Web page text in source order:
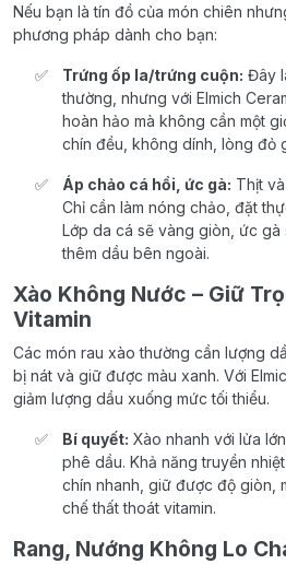
Nếu bạn là tín đồ của món chiên
phương pháp dành cho bạn:
Trứng ốp la/trứng cuộn: Đây
thường, nhưng với Elmich
hoàn hảo mà không cần một
chín đều, không dính, lòng đỏ
Áp chảo cá hồi, ức gà: Thịt
Chỉ cần làm nóng chảo, đặt
Lớp da cá sẽ vàng giòn, ức gà
thêm dầu bên ngoài.
Xào Không Nước – Giữ
Vitamin
Các món rau xào thường cần lượng
bị nát và giữ được màu xanh. Với
giảm lượng dầu xuống mức tối thiểu.
Bí quyết: Xào nhanh với lửa
phê dầu. Khả năng truyền
chín nhanh, giữ được độ giòn,
chế thất thoát vitamin.
Rang, Nướng Không Lo